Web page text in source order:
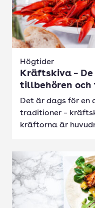
Högtider
Kräftskiva –
tillbehören och
Det är dags för en
traditioner –
kräftorna är